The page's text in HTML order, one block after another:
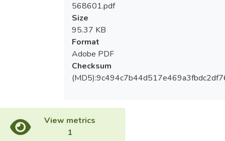
568601.pdf
Size
95.37 KB
Format
Adobe PDF
Checksum
View metrics
1